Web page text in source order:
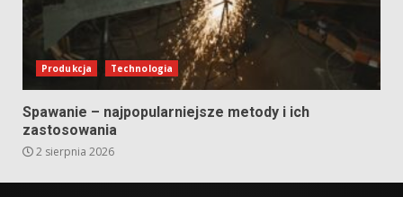
Produkcja Technologia
Spawanie – najpopularniejsze metody i ich
zastosowania
2 sierpnia 2026